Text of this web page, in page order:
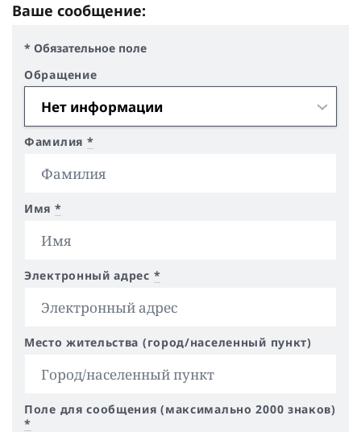
Ваше сообщение:
* Обязательное поле
Обращение
Фамилия *
Имя *
Электронный адрес *
Место жительства (город/населенный пункт)
Поле для сообщения (максимально 2000 знаков)
*